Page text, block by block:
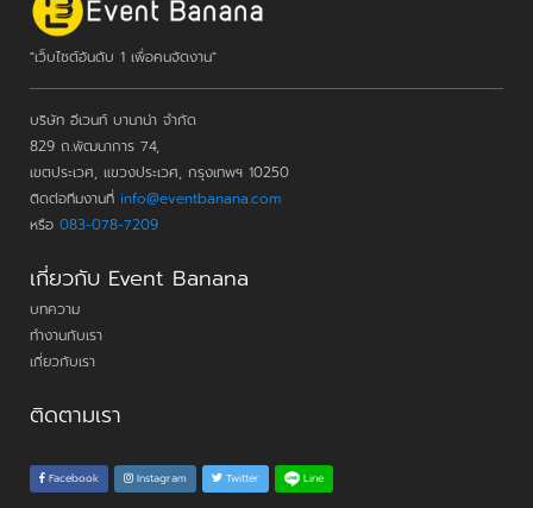
"เว็บไซต์อันดับ 1 เพื่อคนจัดงาน"
บริษัท อีเวนท์ บานาน่า จำกัด
829 ถ.พัฒนาการ 74,
เขตประเวศ, แขวงประเวศ, กรุงเทพฯ 10250
ติดต่อทีมงานที่ info@eventbanana.com
หรือ 083-078-7209
เกี่ยวกับ Event Banana
บทความ
ทำงานกับเรา
เกี่ยวกับเรา
ติดตามเรา
Facebook Instagram Twitter Line